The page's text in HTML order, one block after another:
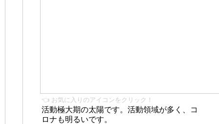
👈 お気に入りのアイコンをクリック！
活動極大期の太陽です。活動領域が多く、コ
ロナも明るいです。